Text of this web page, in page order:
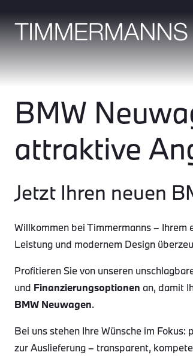
BMW
attraktive
Jetzt Ihren neuen
Willkommen bei Timmermanns – Ihrem
Leistung und modernem Design
Profitieren Sie von unseren
und Finanzierungsoptionen an, damit
BMW Neuwagen.
Bei uns stehen Ihre Wünsche im
zur Auslieferung – transparent,